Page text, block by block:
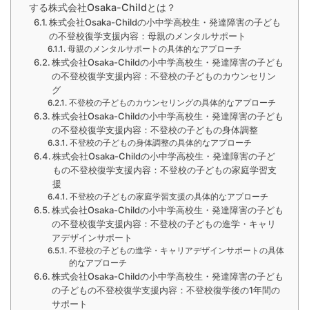
する株式会社Osaka-Childとは？
株式会社Osaka-Childの小中学高校生・発達障害の子ども
の不登校復学支援内容：母親のメンタルサポート
母親のメンタルサポートの具体的なアプローチ
株式会社Osaka-Childの小中学高校生・発達障害の子ども
の不登校復学支援内容：不登校の子どものカウンセリン
グ
不登校の子どものカウンセリングの具体的なアプローチ
株式会社Osaka-Childの小中学高校生・発達障害の子ども
の不登校復学支援内容：不登校の子どもの身体調整
不登校の子どもの身体調整の具体的なアプローチ
株式会社Osaka-Childの小中学高校生・発達障害の子ど
もの不登校復学支援内容：不登校の子どもの家庭学習支
援
不登校の子どもの家庭学習支援の具体的なアプローチ
株式会社Osaka-Childの小中学高校生・発達障害の子ども
の不登校復学支援内容：不登校の子どもの進学・キャリ
アデザインサポート
不登校の子どもの進学・キャリアデザインサポートの具体
的なアプローチ
株式会社Osaka-Childの小中学高校生・発達障害の子ども
の子どもの不登校復学支援内容：不登校復学後の1年間の
サポート